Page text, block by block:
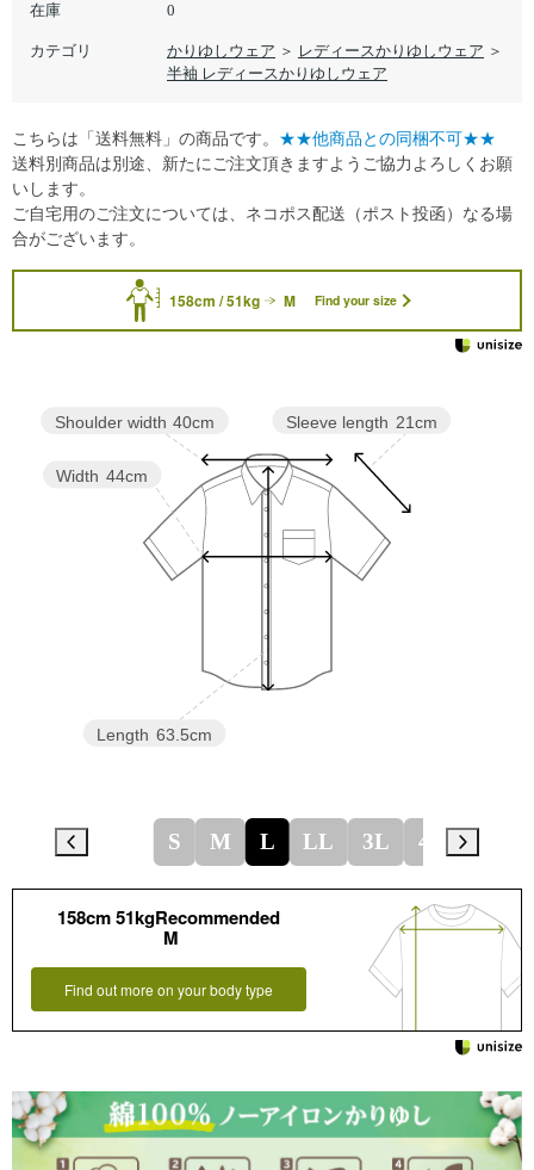
在庫 0
カテゴリ かりゆしウェア ＞ レディースかりゆしウェア ＞
半袖 レディースかりゆしウェア
158cm / 51kg M Find your size
Sleeve length 21cm
Length 63.5cm
Width 44cm
Shoulder width 40cm
S M L LL 3L 4L
158cm 51kgRecommended
M
Find out more on your body type
こちらは「送料無料」の商品です。 ★★他商品との同梱不可★★
送料別商品は別途、新たにご注文頂きますようご協力よろしくお願
いします。
ご自宅用のご注文については、ネコポス配送（ポスト投函）なる場
合がございます。